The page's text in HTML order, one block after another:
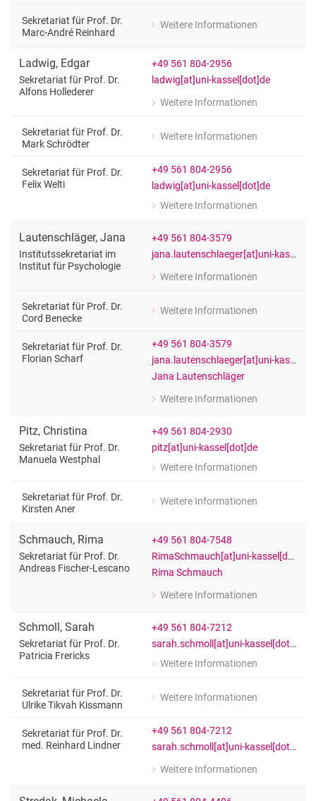
Sekretariat für Prof. Dr.
Marc-André Reinhard
Weitere Informationen
zu Farnaz Keyvandarian
Ladwig, Edgar
Sekretariat für Prof. Dr.
Alfons Hollederer
+49 561 804-2956
ladwig[at]uni-kassel[dot]de
Weitere Informationen
zu Edgar Ladwig
Sekretariat für Prof. Dr.
Mark Schrödter
Weitere Informationen
zu Edgar Ladwig
Sekretariat für Prof. Dr.
Felix Welti
+49 561 804-2956
ladwig[at]uni-kassel[dot]de
Weitere Informationen
zu Edgar Ladwig
Lautenschläger, Jana
Institutssekretariat im
Institut für Psychologie
+49 561 804-3579
jana.lautenschlaeger[at]uni-kassel[dot]de
Weitere Informationen
zu Jana Lautenschläger
Sekretariat für Prof. Dr.
Cord Benecke
Weitere Informationen
zu Jana Lautenschläger
Sekretariat für Prof. Dr.
Florian Scharf
+49 561 804-3579
jana.lautenschlaeger[at]uni-kassel[dot]de
Jana Lautenschläger
Weitere Informationen
zu Jana Lautenschläger
Pitz, Christina
Sekretariat für Prof. Dr.
Manuela Westphal
+49 561 804-2930
pitz[at]uni-kassel[dot]de
Weitere Informationen
zu Christina Pitz
Sekretariat für Prof. Dr.
Kirsten Aner
Weitere Informationen
zu Christina Pitz
Schmauch, Rima
Sekretariat für Prof. Dr.
Andreas Fischer-Lescano
+49 561 804-7548
RimaSchmauch[at]uni-kassel[dot]de
Rima Schmauch
Weitere Informationen
zu Rima Schmauch
Schmoll, Sarah
Sekretariat für Prof. Dr.
Patricia Frericks
+49 561 804-7212
sarah.schmoll[at]uni-kassel[dot]de
Weitere Informationen
zu Sarah Schmoll
Sekretariat für Prof. Dr.
Ulrike Tikvah Kissmann
Weitere Informationen
zu Sarah Schmoll
Sekretariat für Prof. Dr.
med. Reinhard Lindner
+49 561 804-7212
sarah.schmoll[at]uni-kassel[dot]de
Weitere Informationen
zu Sarah Schmoll